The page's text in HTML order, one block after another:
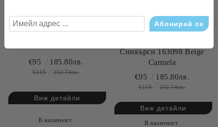
Сникърси 163113 Coral
€95 185.80лв.
€119 232.74лв.
Виж детайли
В наличност
Сникърси 163098 Beige
Carmela
€95 185.80лв.
€119 232.74лв.
Виж детайли
В наличност